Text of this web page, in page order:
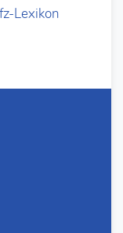
Lexikon